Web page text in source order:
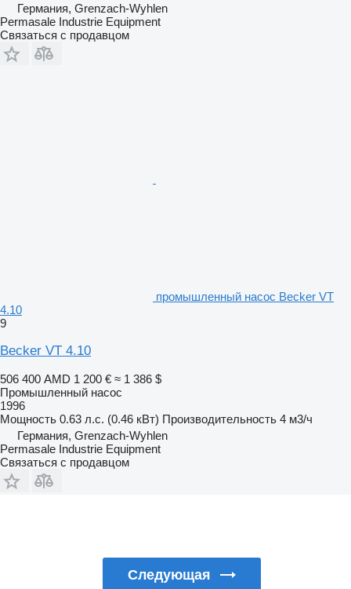
Германия, Grenzach-Wyhlen
Permasale Industrie Equipment
Связаться с продавцом
промышленный насос Becker VT
4.10
9
Becker VT 4.10
506 400 AMD 1 200 € ≈ 1 386 $
Промышленный насос
1996
Мощность 0.63 л.с. (0.46 кВт) Производительность 4 м3/ч
Германия, Grenzach-Wyhlen
Permasale Industrie Equipment
Связаться с продавцом
Следующая